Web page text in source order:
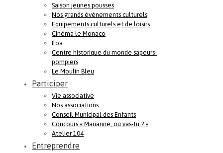
Saison jeunes pousses
Nos grands événements culturels
Equipements culturels et de loisirs
Cinéma le Monaco
Iloa
Centre historique du monde sapeurs-
pompiers
Le Moulin Bleu
Participer
Vie associative
Nos associations
Conseil Municipal des Enfants
Concours « Marianne, où vas-tu ? »
Atelier 104
Entreprendre